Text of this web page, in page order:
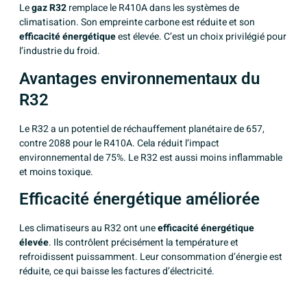
Legaz R32remplace le R410A dans les systèmes de
climatisation. Son empreinte carbone est réduite et son
efficacité énergétiqueest élevée. C’est un choix privilégié pour
l’industrie du froid.
Avantages environnementaux du
R32
Le R32 a un potentiel de réchauffement planétaire de 657,
contre 2088 pour le R410A. Cela réduit l’impact
environnemental de 75%. Le R32 est aussi moins inflammable
et moins toxique.
Efficacité énergétique améliorée
Les climatiseurs au R32 ont uneefficacité énergétique
élevée. Ils contrôlent précisément la température et
refroidissent puissamment. Leur consommation d’énergie est
réduite, ce qui baisse les factures d’électricité.